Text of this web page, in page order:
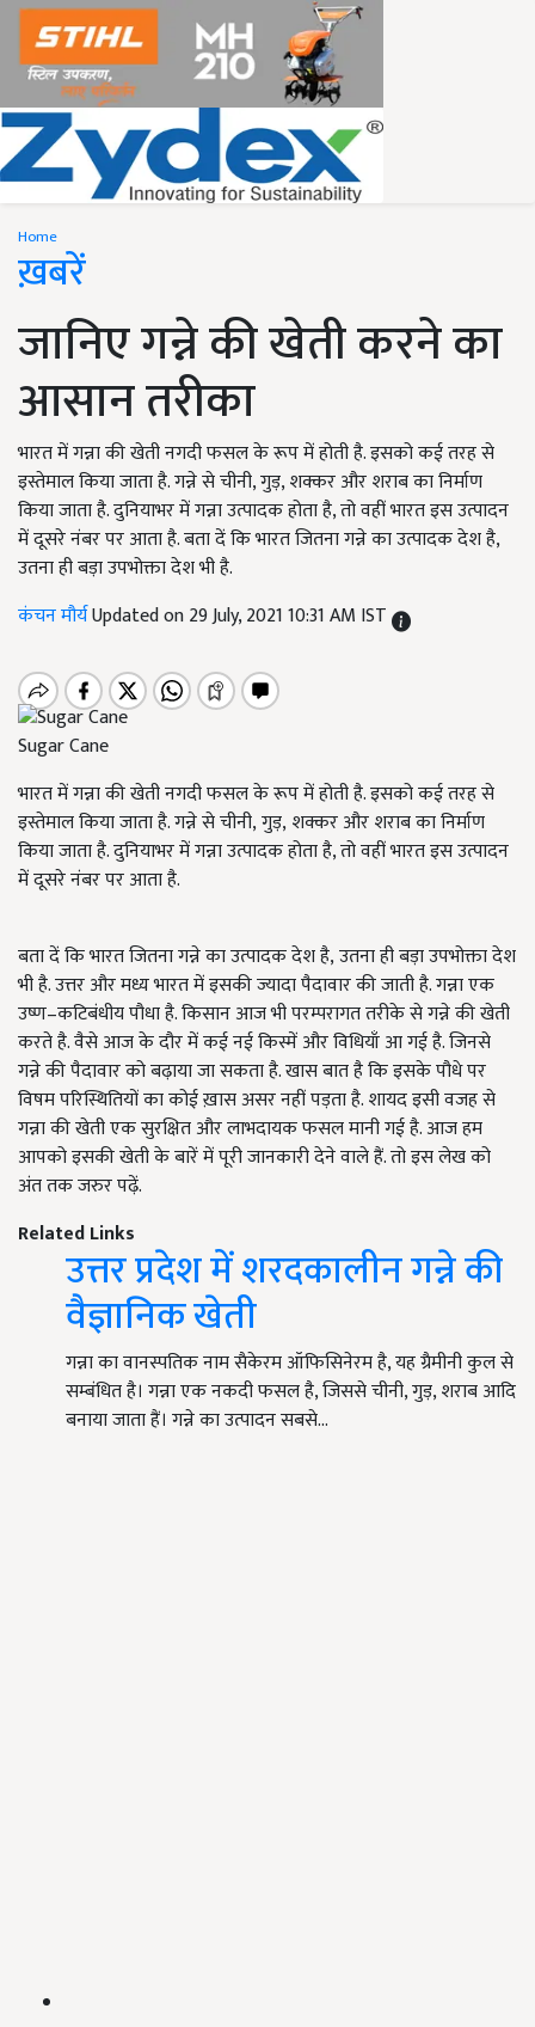
Home
ख़बरें
जानिए गन्ने की खेती करने का
आसान तरीका
भारत में गन्ना की खेती नगदी फसल के रूप में होती है. इसको कई तरह से
इस्तेमाल किया जाता है. गन्ने से चीनी, गुड़, शक्कर और शराब का निर्माण
किया जाता है. दुनियाभर में गन्ना उत्पादक होता है, तो वहीं भारत इस उत्पादन
में दूसरे नंबर पर आता है. बता दें कि भारत जितना गन्ने का उत्पादक देश है,
उतना ही बड़ा उपभोक्ता देश भी है.
कंचन मौर्यUpdated on 29 July, 2021 10:31 AM IST
Sugar Cane
भारत में गन्ना की खेती नगदी फसल के रूप में होती है. इसको कई तरह से
इस्तेमाल किया जाता है. गन्ने से चीनी,गुड़,शक्कर और शराब का निर्माण
किया जाता है. दुनियाभर में गन्ना उत्पादक होता है, तो वहीं भारत इस उत्पादन
में दूसरे नंबर पर आता है.
बता दें कि भारत जितना गन्ने का उत्पादक देश है,उतना ही बड़ा उपभोक्ता देश
भी है. उत्तर और मध्य भारत में इसकी ज्यादा पैदावार की जाती है. गन्ना एक
उष्ण–कटिबंधीय पौधा है. किसान आज भी परम्परागत तरीके से गन्ने की खेती
करते है. वैसे आज के दौर में कई नई किस्में और विधियाँ आ गई है. जिनसे
गन्ने की पैदावार को बढ़ाया जा सकता है. खास बात है कि इसके पौधे पर
विषम परिस्थितियों का कोई ख़ास असर नहीं पड़ता है. शायद इसी वजह से
गन्ना की खेती एक सुरक्षित और लाभदायक फसल मानी गई है. आज हम
आपको इसकी खेती के बारें में पूरी जानकारी देने वाले हैं. तो इस लेख को
अंत तक जरुर पढ़ें.
Related Links
उत्तर प्रदेश में शरदकालीन गन्ने की
वैज्ञानिक खेती
गन्ना का वानस्पतिक नाम सैकेरम ऑफिसिनेरम है, यह ग्रैमीनी कुल से
सम्बंधित है। गन्ना एक नकदी फसल है, जिससे चीनी, गुड़, शराब आदि
बनाया जाता हैं। गन्ने का उत्पादन सबसे…